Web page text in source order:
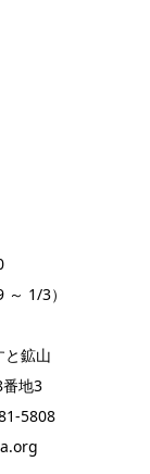
1/3）
と鉱山
地3
5808